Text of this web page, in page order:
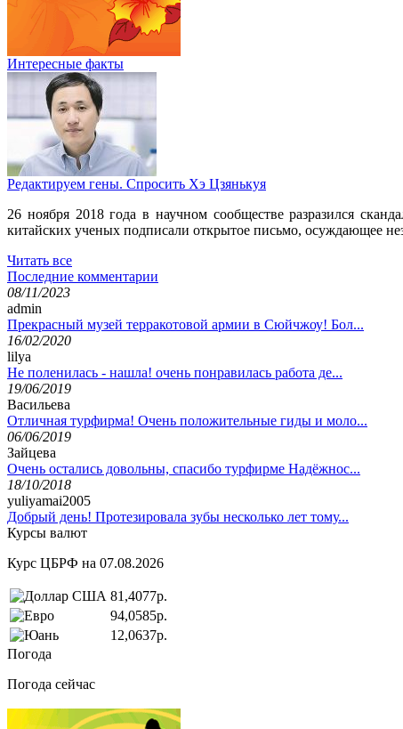
Интересные факты
Редактируем гены. Спросить Хэ Цзянькуя
26 ноября 2018 года в научном сообществе разразился
китайских ученых подписали открытое письмо, осуждающее
Читать все
Последние комментарии
08/11/2023
admin
Прекрасный музей терракотовой армии в Сюйчжоу! Бол...
16/02/2020
lilya
Не поленилась - нашла! очень понравилась работа де...
19/06/2019
Васильева
Отличная турфирма! Очень положительные гиды и моло...
06/06/2019
Зайцева
Очень остались довольны, спасибо турфирме Надёжнос...
18/10/2018
yuliyamai2005
Добрый день! Протезировала зубы несколько лет тому...
Курсы валют
Курс ЦБРФ на 07.08.2026
81,4077р.
94,0585р.
12,0637р.
Погода
Погода сейчас